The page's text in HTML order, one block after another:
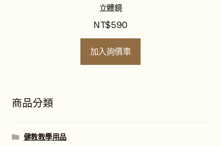
立體鏡
NT$590
加入詢價車
商品分類
健教教學用品